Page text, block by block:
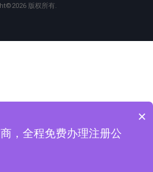
版权所有.
×
，全程免费办理注册公